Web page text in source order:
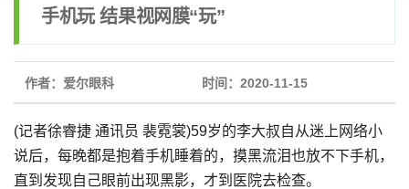
手机玩 结果视网膜“玩”
作者：爱尔眼科 时间：2020-11-15
(记者徐睿捷 通讯员 裴霓裳)59岁的李大叔自从迷上网络小
说后，每晚都是抱着手机睡着的，摸黑流泪也放不下手机，
直到发现自己眼前出现黑影，才到医院去检查。